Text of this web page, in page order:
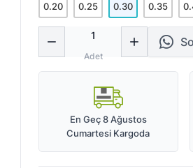
0.20 0.25 0.30 0.35
Adet
En Geç 8 Ağustos
Cumartesi Kargoda